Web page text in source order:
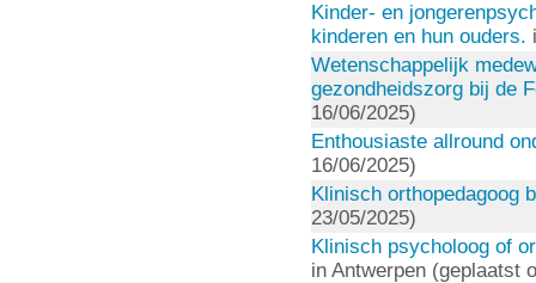
Kinder- en
kinderen en hun ouders.
Wetenschappelijk
gezondheidszorg bij de
16/06/2025)
Enthousiaste allround
16/06/2025)
Klinisch orthopedagoog
23/05/2025)
Klinisch psycholoog of
in Antwerpen (geplaatst